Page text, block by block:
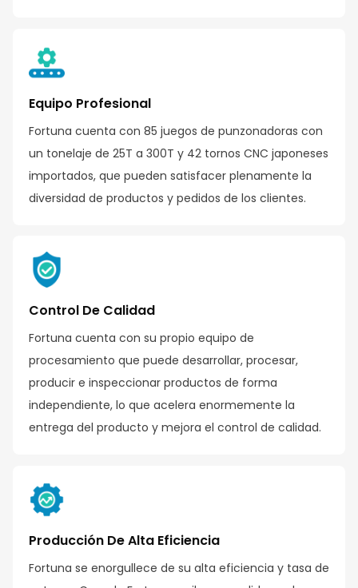
Equipo Profesional
Fortuna cuenta con 85 juegos de punzonadoras con
un tonelaje de 25T a 300T y 42 tornos CNC japoneses
importados, que pueden satisfacer plenamente la
diversidad de productos y pedidos de los clientes.
Control De Calidad
Fortuna cuenta con su propio equipo de
procesamiento que puede desarrollar, procesar,
producir e inspeccionar productos de forma
independiente, lo que acelera enormemente la
entrega del producto y mejora el control de calidad.
Producción De Alta Eficiencia
Fortuna se enorgullece de su alta eficiencia y tasa de